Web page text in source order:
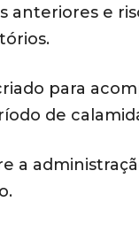
e
para
de
a